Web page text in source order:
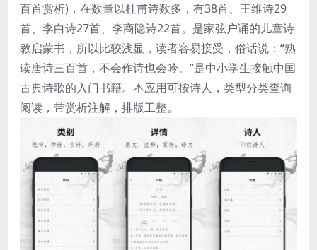
百首赏析)，在数量以杜甫诗数多，有38首、王维诗29
首、李白诗27首、李商隐诗22首。是家弦户诵的儿童诗
教启蒙书，所以比较浅显，读者容易接受，俗话说：“熟
读唐诗三百首，不会作诗也会吟。”是中小学生接触中国
古典诗歌的入门书籍。本应用可按诗人，类型分类查询
阅读，带赏析注解，排版工整。